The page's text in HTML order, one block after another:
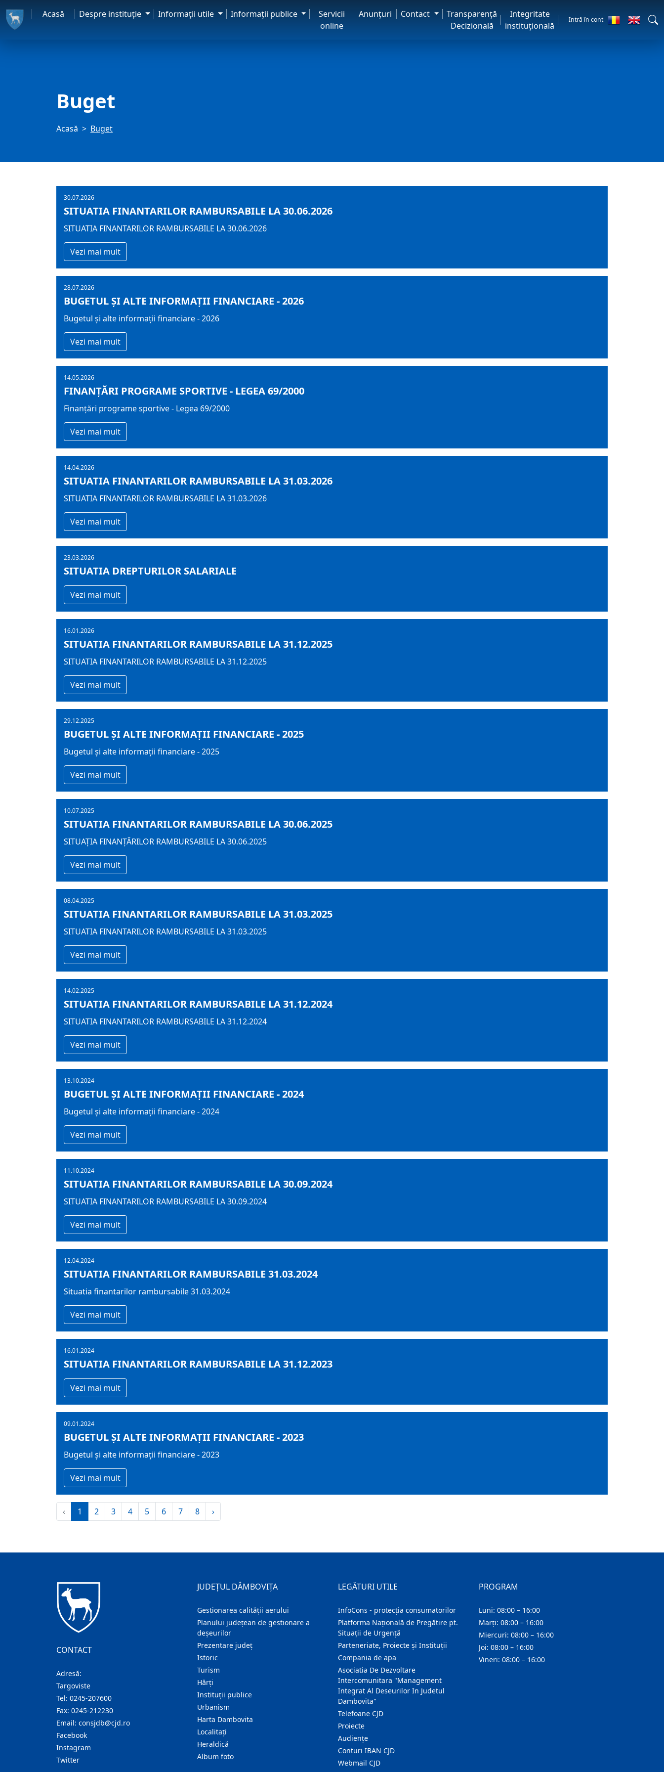
Acasă Despre instituţie Informaţii utile Informaţii publice
Servicii
online
Anunţuri Contact
Transparență
Decizională
Integritate
instituțională
Intră în cont
Buget
Acasă Buget
30.07.2026
SITUATIA FINANTARILOR RAMBURSABILE LA 30.06.2026
SITUATIA FINANTARILOR RAMBURSABILE LA 30.06.2026
Vezi mai mult
28.07.2026
BUGETUL ŞI ALTE INFORMAȚII FINANCIARE - 2026
Bugetul şi alte informații financiare - 2026
Vezi mai mult
14.05.2026
FINANȚĂRI PROGRAME SPORTIVE - LEGEA 69/2000
Finanțări programe sportive - Legea 69/2000
Vezi mai mult
14.04.2026
SITUATIA FINANTARILOR RAMBURSABILE LA 31.03.2026
SITUATIA FINANTARILOR RAMBURSABILE LA 31.03.2026
Vezi mai mult
23.03.2026
SITUATIA DREPTURILOR SALARIALE
Vezi mai mult
16.01.2026
SITUATIA FINANTARILOR RAMBURSABILE LA 31.12.2025
SITUATIA FINANTARILOR RAMBURSABILE LA 31.12.2025
Vezi mai mult
29.12.2025
BUGETUL ŞI ALTE INFORMAȚII FINANCIARE - 2025
Bugetul şi alte informații financiare - 2025
Vezi mai mult
10.07.2025
SITUATIA FINANTARILOR RAMBURSABILE LA 30.06.2025
SITUAȚIA FINANȚĂRILOR RAMBURSABILE LA 30.06.2025
Vezi mai mult
08.04.2025
SITUATIA FINANTARILOR RAMBURSABILE LA 31.03.2025
SITUATIA FINANTARILOR RAMBURSABILE LA 31.03.2025
Vezi mai mult
14.02.2025
SITUATIA FINANTARILOR RAMBURSABILE LA 31.12.2024
SITUATIA FINANTARILOR RAMBURSABILE LA 31.12.2024
Vezi mai mult
13.10.2024
BUGETUL ŞI ALTE INFORMAȚII FINANCIARE - 2024
Bugetul şi alte informații financiare - 2024
Vezi mai mult
11.10.2024
SITUATIA FINANTARILOR RAMBURSABILE LA 30.09.2024
SITUATIA FINANTARILOR RAMBURSABILE LA 30.09.2024
Vezi mai mult
12.04.2024
SITUATIA FINANTARILOR RAMBURSABILE 31.03.2024
Situatia finantarilor rambursabile 31.03.2024
Vezi mai mult
16.01.2024
SITUATIA FINANTARILOR RAMBURSABILE LA 31.12.2023
Vezi mai mult
09.01.2024
BUGETUL ŞI ALTE INFORMAȚII FINANCIARE - 2023
Bugetul şi alte informații financiare - 2023
Vezi mai mult
‹ 1 2 3 4 5 6 7 8 ›
CONTACT
Adresă:
Targoviste
Tel: 0245-207600
Fax: 0245-212230
Email: consjdb@cjd.ro
Facebook
Instagram
Twitter
JUDEȚUL DÂMBOVIȚA
Gestionarea calității aerului
Planului județean de gestionare a
deșeurilor
Prezentare judeţ
Istoric
Turism
Hărţi
Instituţii publice
Urbanism
Harta Dambovita
Localitaţi
Heraldică
Album foto
LEGĂTURI UTILE
InfoCons - protecția consumatorilor
Platforma Națională de Pregătire pt.
Situații de Urgență
Parteneriate, Proiecte și Instituții
Compania de apa
Asociatia De Dezvoltare
Intercomunitara "Management
Integrat Al Deseurilor In Judetul
Dambovita"
Telefoane CJD
Proiecte
Audienţe
Conturi IBAN CJD
Webmail CJD
PROGRAM
Luni: 08:00 – 16:00
Marți: 08:00 – 16:00
Miercuri: 08:00 – 16:00
Joi: 08:00 – 16:00
Vineri: 08:00 – 16:00